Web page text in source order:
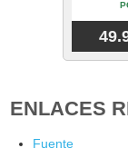
ENLACES
Fuente